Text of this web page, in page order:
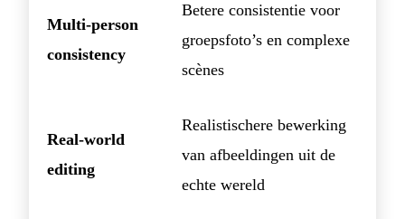
Multi-person
consistency
Betere consistentie voor
groepsfoto’s en complexe
scènes
Real-world
editing
Realistischere bewerking
van afbeeldingen uit de
echte wereld